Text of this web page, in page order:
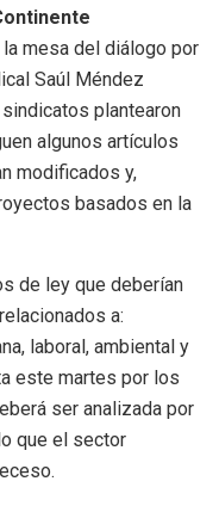
mesa del diálogo por
Saúl Méndez
plantearon
algunos artículos
modificados y,
basados en la
de ley que deberían
a:
laboral, ambiental y
este martes por los
ser analizada por
que el sector